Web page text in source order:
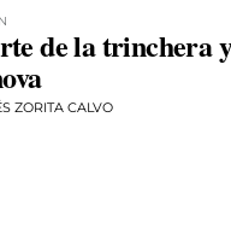
de la trinchera
ZORITA CALVO